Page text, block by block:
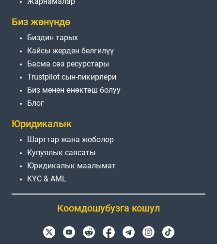
Биз жөнүндө
Биздин тарых
Кайсы жерден белгилүү
Басма сөз ресурстары
Trustpilot сын-пикирлери
Биз менен өнөктөш болуу
Блог
Юридикалык
Шарттар жана жоболор
Купуялык саясаты
Юридикалык маалымат
KYC & AML
Коомдошубузга кошул